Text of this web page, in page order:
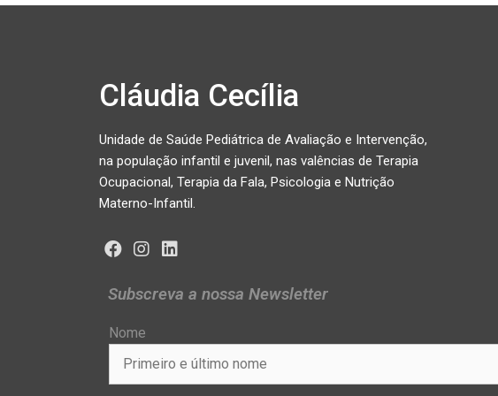
Cláudia Cecília
Unidade de Saúde Pediátrica de Avaliação e Intervenção,
na população infantil e juvenil, nas valências de Terapia
Ocupacional, Terapia da Fala, Psicologia e Nutrição
Materno-Infantil.
Subscreva a nossa Newsletter
Nome